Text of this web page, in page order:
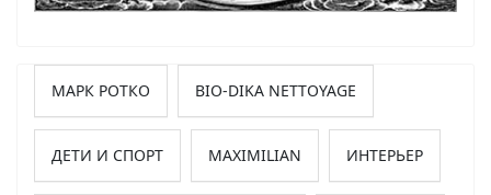
МАРК РОТКО BIO-DIKA NETTOYAGE
ДЕТИ И СПОРТ MAXIMILIAN ИНТЕРЬЕР